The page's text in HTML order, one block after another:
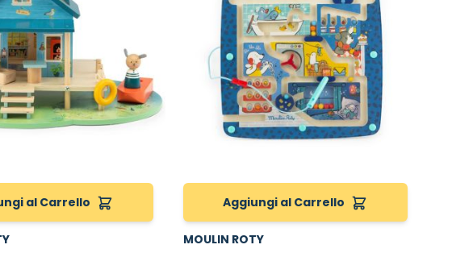
al Carrello Aggiungi al Carrello
MOULIN ROTY